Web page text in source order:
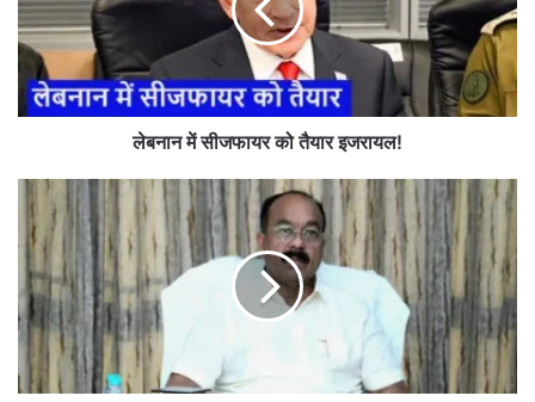
में
सी
ज
फा
य
ज
रा
!
लेबनान में सीजफायर को तैयार इजरायल!
ला
ई
या
ता
व्य